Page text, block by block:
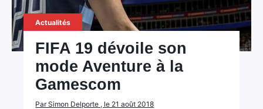
Actualités
FIFA 19 dévoile son
mode Aventure à la
Gamescom
Par Simon Delporte , le 21 août 2018